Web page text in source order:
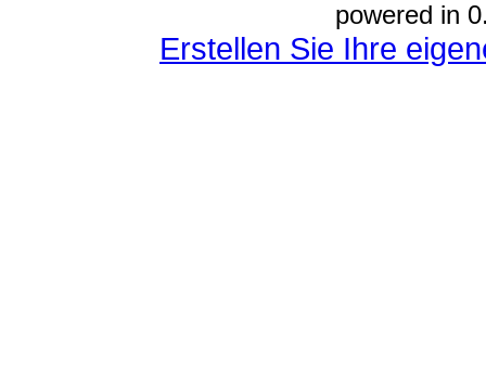
powered in
Erstellen Sie Ihre